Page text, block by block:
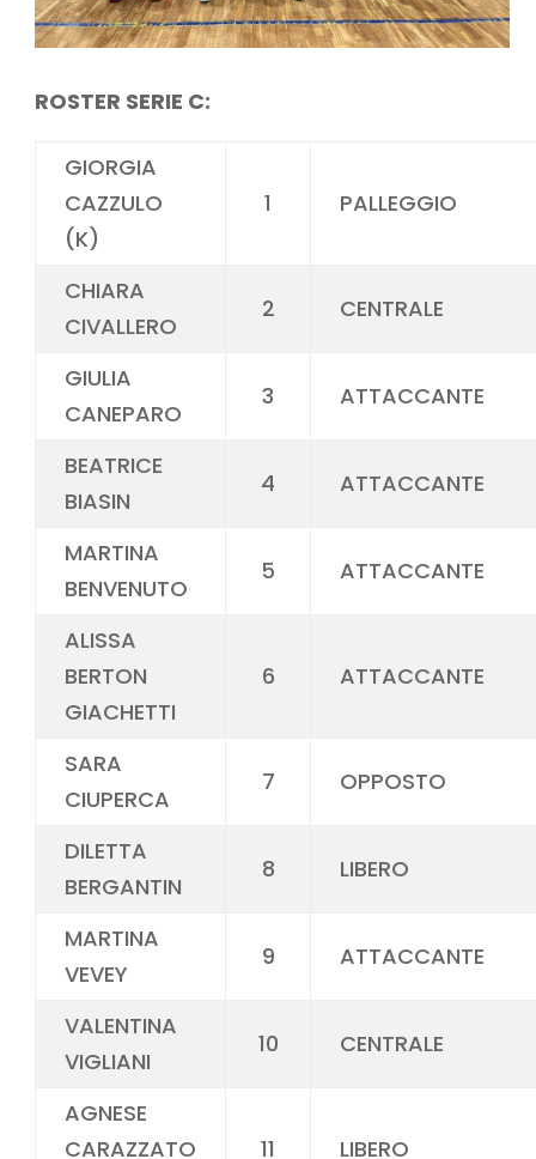
ROSTER SERIE C:
GIORGIA
CAZZULO
(K)
1 PALLEGGIO
CHIARA
CIVALLERO
2 CENTRALE
GIULIA
CANEPARO
3 ATTACCANTE
BEATRICE
BIASIN
4 ATTACCANTE
MARTINA
BENVENUTO
5 ATTACCANTE
ALISSA
BERTON
GIACHETTI
6 ATTACCANTE
SARA
CIUPERCA
7 OPPOSTO
DILETTA
BERGANTIN
8 LIBERO
MARTINA
VEVEY
9 ATTACCANTE
VALENTINA
VIGLIANI
10 CENTRALE
AGNESE
CARAZZATO
11 LIBERO